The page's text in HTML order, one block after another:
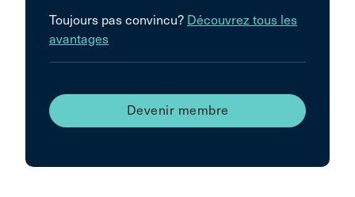
Toujours pas convincu? Découvrez tous les
avantages
Devenir membre